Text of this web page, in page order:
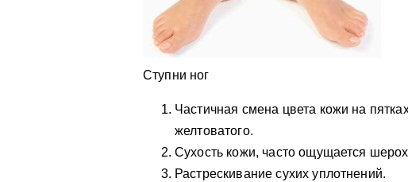
Ступни ног
Частичная смена цвета кожи на
желтоватого.
Сухость кожи, часто ощущается
Растрескивание сухих уплотнений.